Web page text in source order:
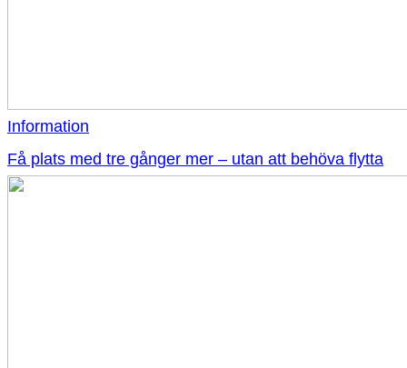
Information
Få plats med tre gånger mer – utan att behöva flytta